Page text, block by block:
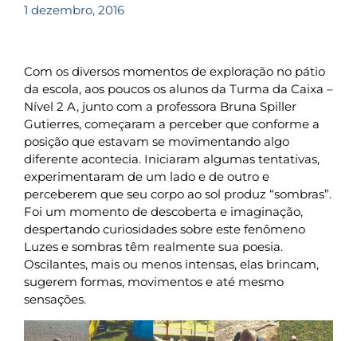
1 dezembro, 2016
Com os diversos momentos de exploração no pátio
da escola, aos poucos os alunos da Turma da Caixa –
Nível 2 A, junto com a professora Bruna Spiller
Gutierres, começaram a perceber que conforme a
posição que estavam se movimentando algo
diferente acontecia. Iniciaram algumas tentativas,
experimentaram de um lado e de outro e
perceberem que seu corpo ao sol produz “sombras”.
Foi um momento de descoberta e imaginação,
despertando curiosidades sobre este fenômeno
Luzes e sombras têm realmente sua poesia.
Oscilantes, mais ou menos intensas, elas brincam,
sugerem formas, movimentos e até mesmo
sensações.